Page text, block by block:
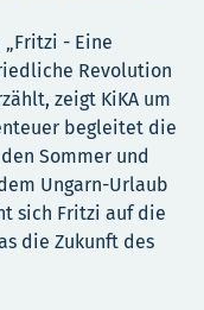
- Eine
Revolution
zeigt KiKA um
begleitet die
Sommer und
Ungarn-Urlaub
sich Fritzi auf die
die Zukunft des